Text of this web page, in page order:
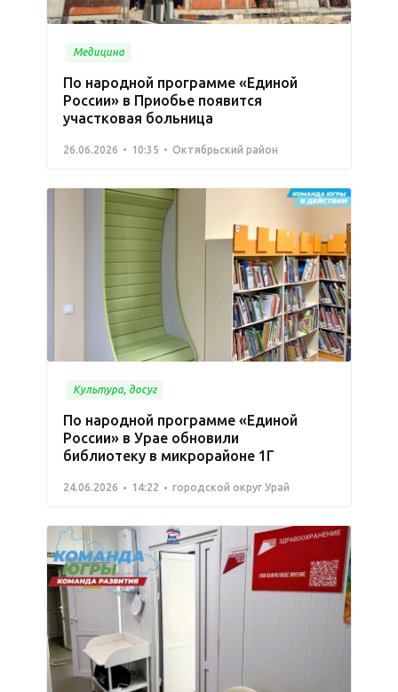
Медицина
По народной программе «Единой
России» в Приобье появится
участковая больница
26.06.2026 10:35 Октябрьский район
Культура, досуг
По народной программе «Единой
России» в Урае обновили
библиотеку в микрорайоне 1Г
24.06.2026 14:22 городской округ Урай